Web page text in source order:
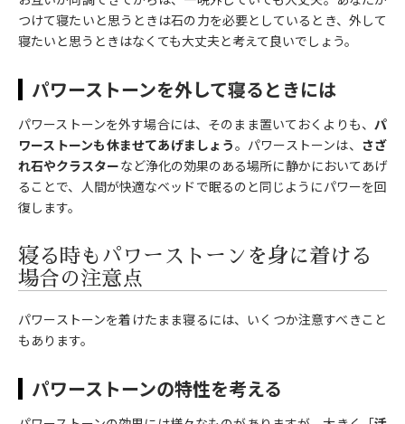
つけて寝たいと思うときは石の力を必要としているとき、外して
寝たいと思うときはなくても大丈夫と考えて良いでしょう。
パワーストーンを外して寝るときには
パワーストーンを外す場合には、そのまま置いておくよりも、 パ
ワーストーンも休ませてあげましょう。パワーストーンは、 さざ
れ石やクラスターなど浄化の効果のある場所に静かにおいてあげ
ることで、人間が快適なベッドで眠るのと同じようにパワーを回
復します。
寝る時もパワーストーンを身に着ける
場合の注意点
パワーストーンを着けたまま寝るには、いくつか注意すべきこと
もあります。
パワーストーンの特性を考える